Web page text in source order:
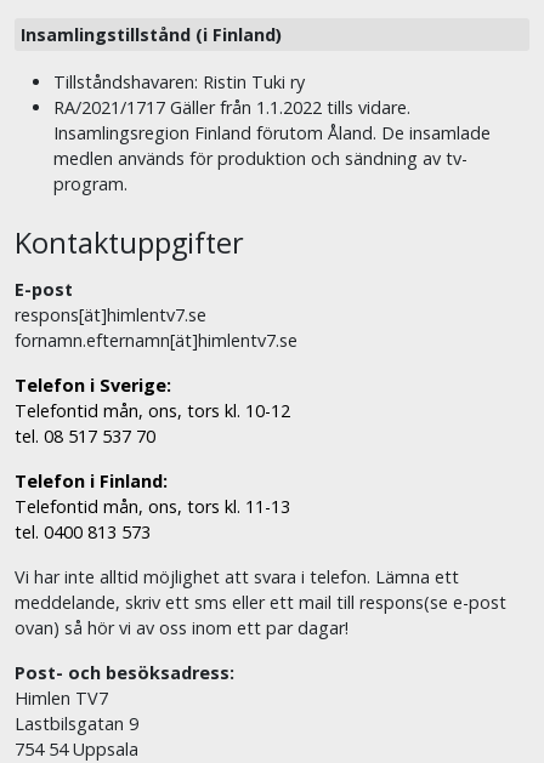
Insamlingstillstånd (i Finland)
Tillståndshavaren: Ristin Tuki ry
RA/2021/1717 Gäller från 1.1.2022 tills vidare.
Insamlingsregion Finland förutom Åland. De insamlade
medlen används för produktion och sändning av tv-
program.
Kontaktuppgifter
E-post
respons[ät]himlentv7.se
fornamn.efternamn[ät]himlentv7.se
Telefon i Sverige:
Telefontid mån, ons, tors kl. 10-12
tel. 08 517 537 70
Telefon i Finland:
Telefontid mån, ons, tors kl. 11-13
tel. 0400 813 573
Vi har inte alltid möjlighet att svara i telefon. Lämna ett
meddelande, skriv ett sms eller ett mail till respons(se e-post
ovan) så hör vi av oss inom ett par dagar!
Post- och besöksadress:
Himlen TV7
Lastbilsgatan 9
754 54 Uppsala